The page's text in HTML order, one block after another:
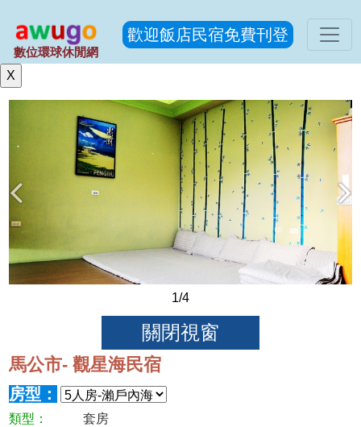
數位環球休閒網
歡迎飯店民宿免費刊登
1/4
馬公市- 觀星海民宿
房型：
類型：
套房